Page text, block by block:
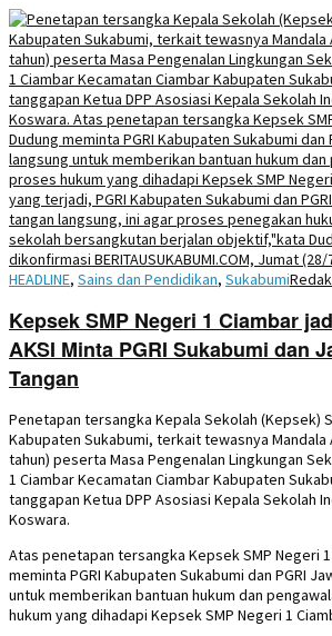
HEADLINE, Sains dan Pendidikan, Sukabumi
Kepsek SMP Negeri 1 Ciambar
AKSI Minta PGRI Sukabumi dan
Tangan
Penetapan tersangka Kepala Sekolah (Kepsek)
Kabupaten Sukabumi, terkait tewasnya Mandala
tahun) peserta Masa Pengenalan Lingkungan
1 Ciambar Kecamatan Ciambar Kabupaten
tanggapan Ketua DPP Asosiasi Kepala Sekolah
Koswara.
Atas penetapan tersangka Kepsek SMP Negeri
meminta PGRI Kabupaten Sukabumi dan PGRI
untuk memberikan bantuan hukum dan
hukum yang dihadapi Kepsek SMP Negeri 1